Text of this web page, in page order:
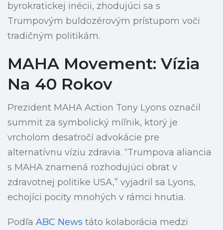
byrokratickej inécii, zhodujúci sa s
Trumpovým buldozérovým prístupom voči
tradičným politikám.
MAHA Movement: Vízia
Na 40 Rokov
Prezident MAHA Action Tony Lyons označil
summit za symbolický míľnik, ktorý je
vrcholom desaťročí advokácie pre
alternatívnu víziu zdravia. “Trumpova aliancia
s MAHA znamená rozhodujúci obrat v
zdravotnej politike USA,” vyjadril sa Lyons,
echojíci pocity mnohých v rámci hnutia.
Podľa ABC News táto kolaborácia medzi